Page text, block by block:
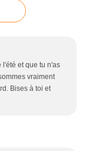
l'été et que tu n'as
vraiment
Bises à toi et